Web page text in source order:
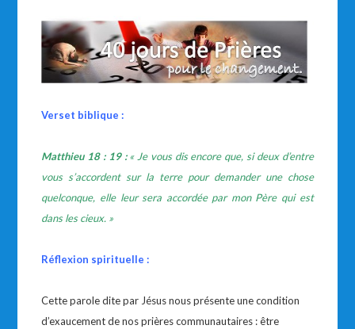
Verset biblique :
Matthieu 18 : 19 :« Je vous dis encore que, si deux d’entre
vous s’accordent sur la terre pour demander une chose
quelconque, elle leur sera accordée par mon Père qui est
dans les cieux. »
Réflexion spirituelle :
Cette parole dite par Jésus nous présente une condition
d’exaucement de nos prières communautaires : être